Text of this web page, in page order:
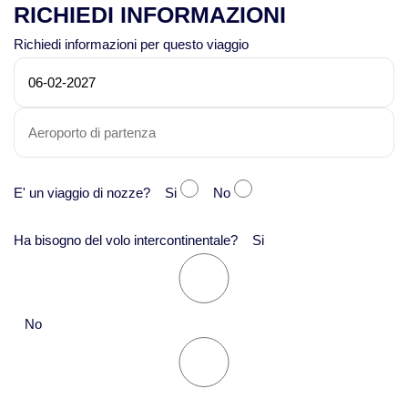
RICHIEDI INFORMAZIONI
Richiedi informazioni per questo viaggio
E' un viaggio di nozze? Si No
Ha bisogno del volo intercontinentale? Si
No